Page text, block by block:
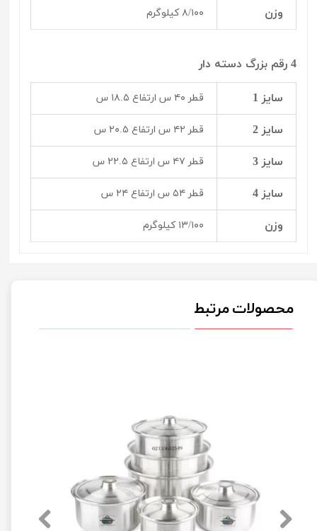
وزن ۸/۱۰۰ کیلوگرم
4 رقم بزرگ دسته دار
سایز 1 قطر ۴۰ س ارتفاع ۱۸.۵ س
سایز 2 قطر ۴۲ س ارتفاع ۲۰.۵ س
سایز 3 قطر ۴۷ س ارتفاع ۲۲.۵ س
سایز 4 قطر ۵۴ س ارتفاع ۲۴ س
وزن ۱۳/۱۰۰ کیلوگرم
محصولات مرتبط